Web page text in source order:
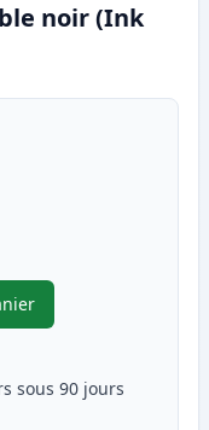
noir (Ink
728 toner compatible
sous 90 jours